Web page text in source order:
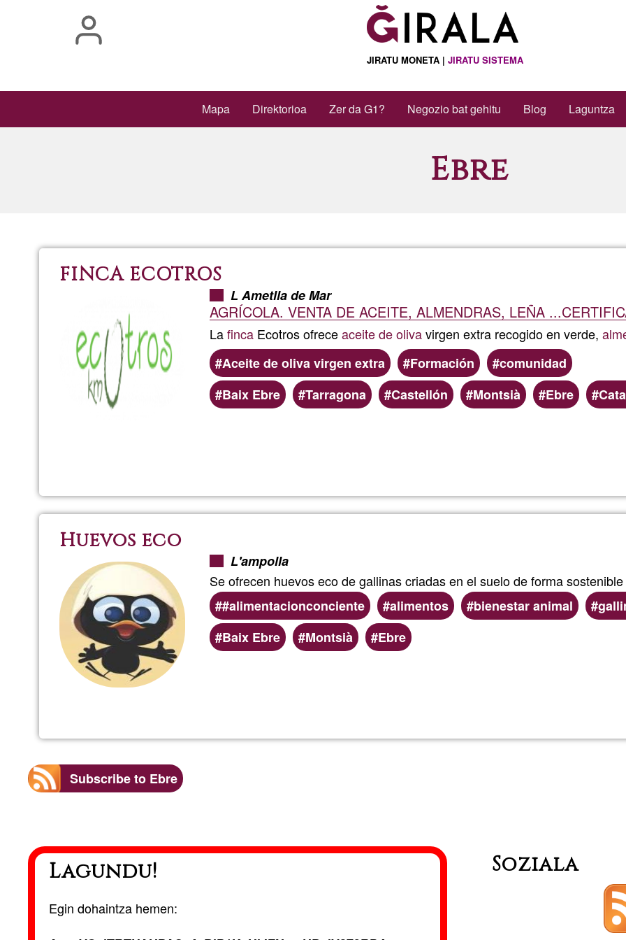
JIRATU MONETA | JIRATU SISTEMA
Mapa Direktorioa Zer da G1? Negozio bat gehitu Blog Laguntza
Ebre
FINCA ECOTROS
L Ametlla de Mar
AGRÍCOLA. VENTA DE ACEITE, ALMENDRAS, LEÑA
Lafinca Ecotros ofreceaceite de olivavirgen extra recogido en verde,
Aceite de oliva virgen extra
Formación
comunidad
Baix Ebre
Tarragona Castellón Montsià Ebre
Huevos eco
L'ampolla
Se ofrecen huevos eco de gallinas criadas en el suelo de forma sostenible
#alimentacionconciente
alimentos bienestar animal
Lehentasunezko
(geografiko)
Baix Ebre Montsià Ebre
Subscribe to Ebre
Lagundu!
Egin dohaintza hemen:
Soziala